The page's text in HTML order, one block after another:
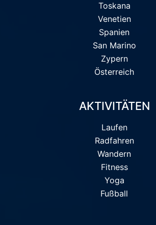
Toskana
Venetien
Spanien
San Marino
Zypern
Österreich
AKTIVITÄTEN
Laufen
Radfahren
Wandern
Fitness
Yoga
Fußball